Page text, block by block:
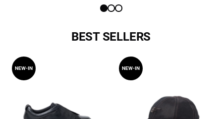
BEST SELLERS
NEW-IN NEW-IN